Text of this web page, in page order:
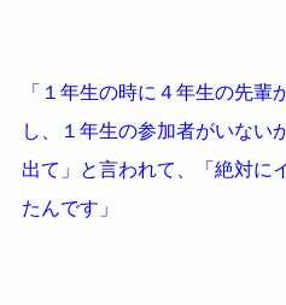
「１年生の時に４年生の先輩
し、１年生の参加者がいない
出て」と言われて、「絶対に
たんです」